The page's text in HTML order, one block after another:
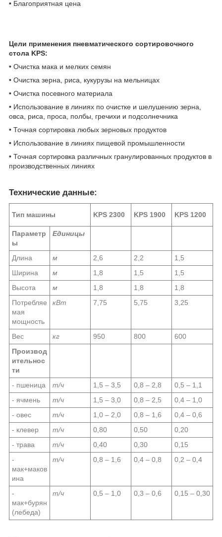
• Благоприятная цена
Цели применения пневматического сортировочного
стола KPS:
• Очистка мака и мелких семян
• Очистка зерна, риса, кукурузы на мельницах
• Очистка посевного материала
• Использование в линиях по очистке и шелушению зерна,
овса, риса, проса, полбы, гречихи и подсолнечника
• Точная сортировка любых зерновых продуктов
• Использование в линиях пищевой промышленности
• Точная сортировка различных гранулированных продуктов в
производственных линиях
Технические данные:
Тип машины KPS 2300 KPS 1900 KPS 1200
Параметр
ы
Единицы
Длина м 2,6 2,2
1,5
Ширина
м 1,8 1,5
1,5
Высота
м 1,8 1,8
1,8
Потребляе
мая
мощность
кВт 7,75 5,75 3,25
Вес кг 950 800
600
Производ
ительнос
ти
- пшеница
т/ч 1,5 – 3,5 0,8 – 2,8
0,5 – 1,1
- ячмень
т/ч 1,5 – 3,0 0,8 – 2,5
0,4 – 1,0
- овес
т/ч 1,0 – 2,0 0,8 – 1,6
0,4 – 0,6
- клевер
т/ч 0,80 0,50
0,20
- трава
т/ч 0,40 0,30
0,15
-
мак+маков
ина
т/ч 0,8 – 1,6 0,4 – 0,8 0,2 – 0,4
-
мак+бурян
(лебеда)
т/ч 0,5 – 1,0 0,3 – 0,6 0,15 – 0,30